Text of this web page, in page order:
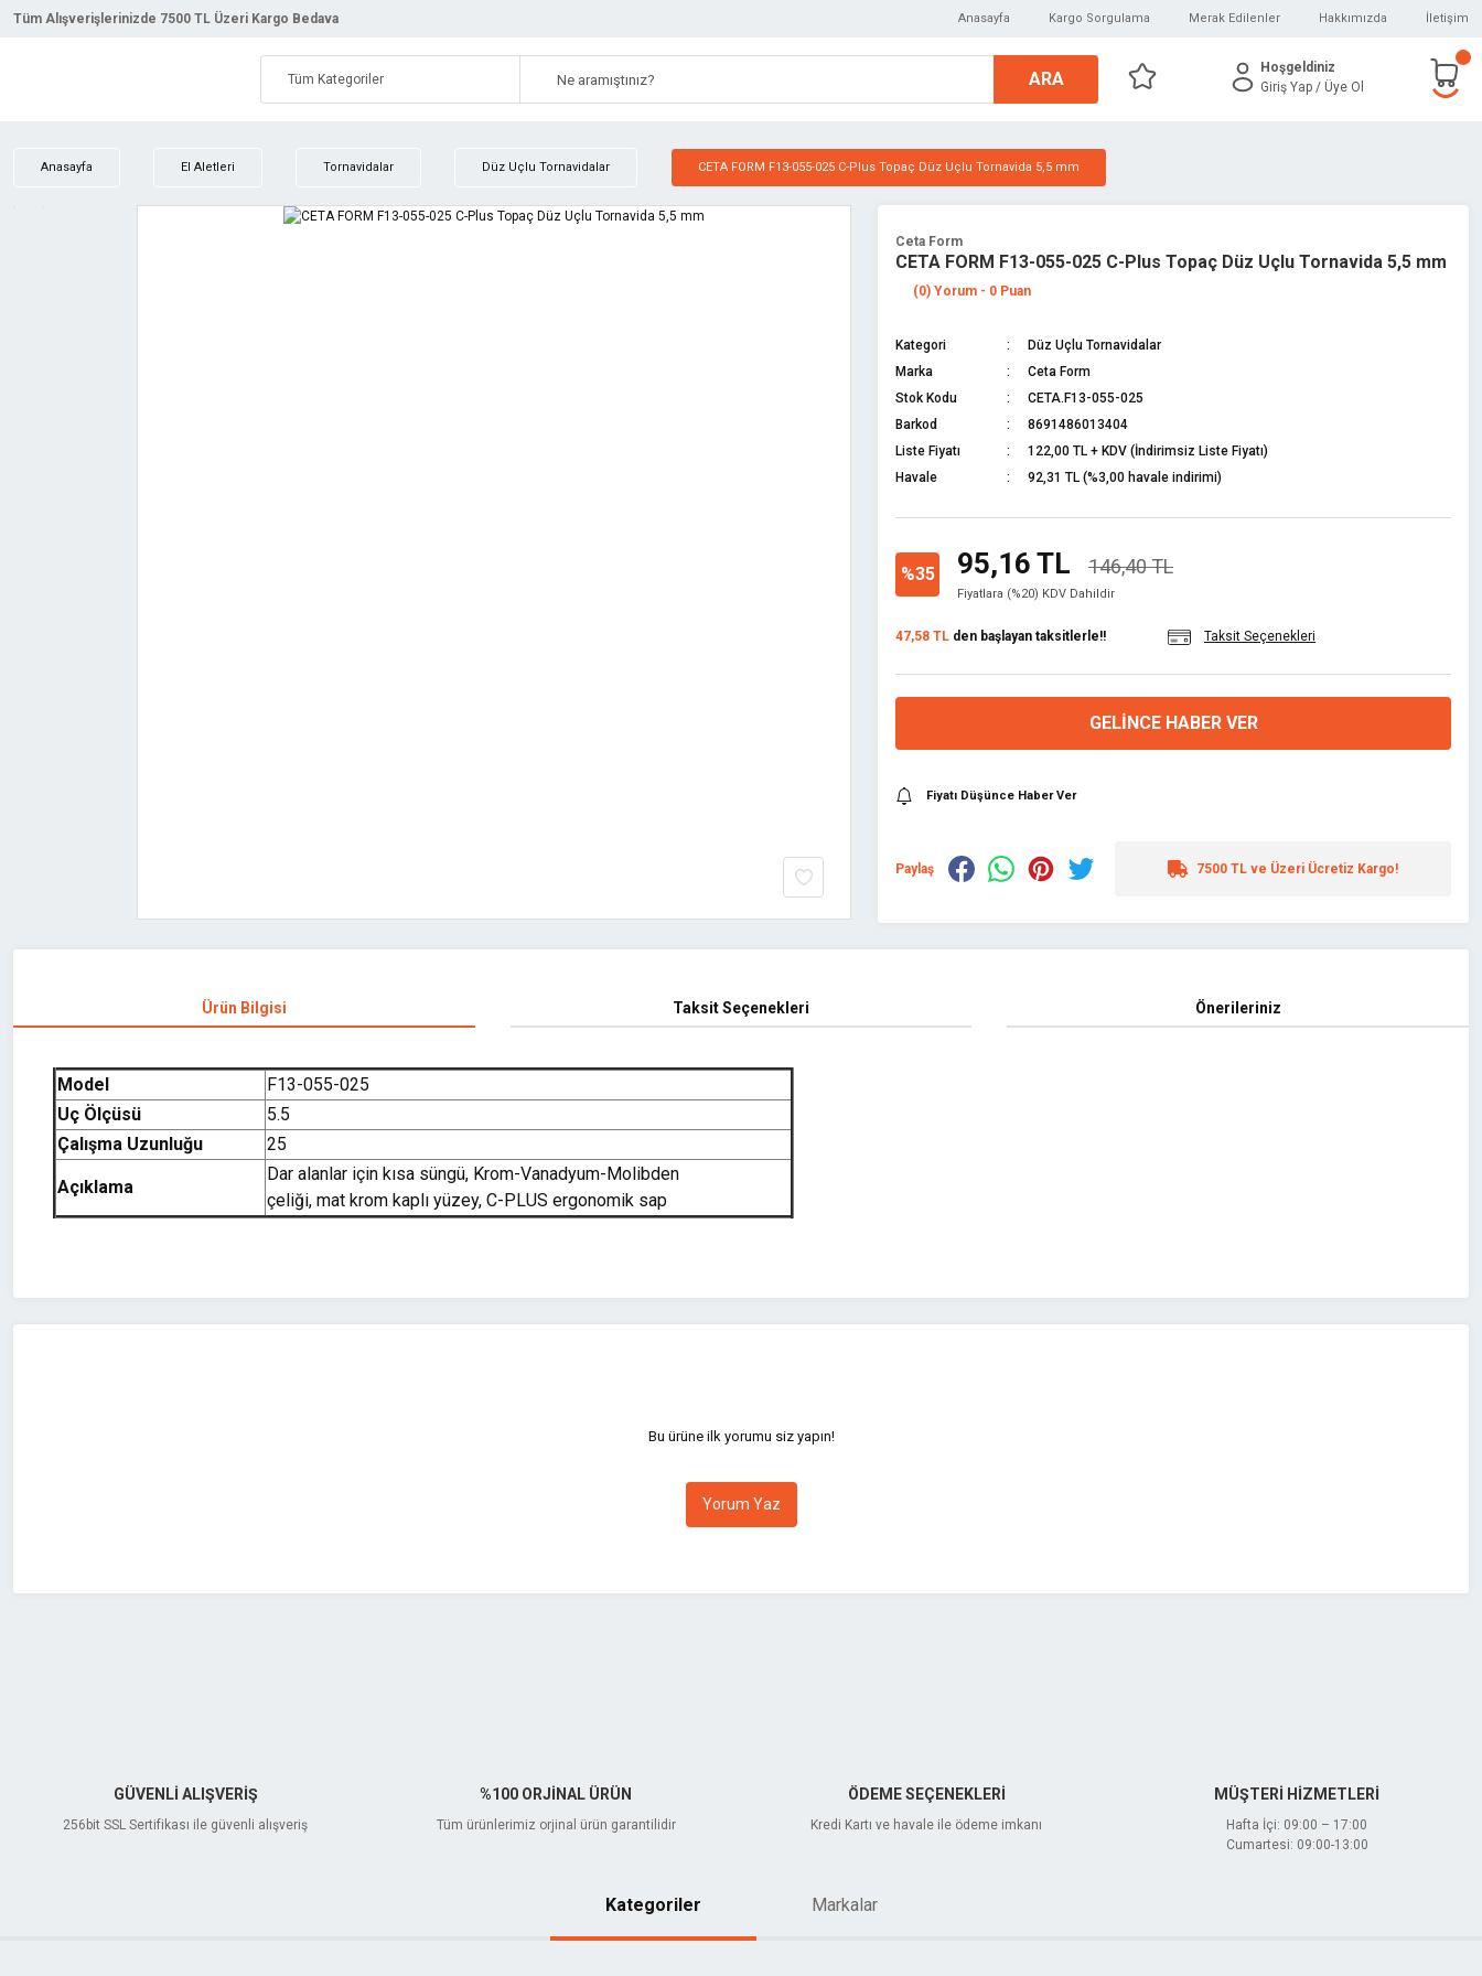
Tüm Alışverişlerinizde 7500 TL Üzeri Kargo Bedava Anasayfa Kargo Sorgulama Merak Edilenler Hakkımızda İletişim
ARA
Hoşgeldiniz
Giriş Yap / Üye Ol
Anasayfa El Aletleri Tornavidalar Düz Uçlu Tornavidalar CETA FORM F13-055-025 C-Plus Topaç Düz Uçlu Tornavida 5,5 mm
Ceta Form
CETA FORM F13-055-025 C-Plus Topaç Düz Uçlu Tornavida 5,5 mm
(0) Yorum - 0 Puan
Kategori
Düz Uçlu Tornavidalar
Marka
Ceta Form
Stok Kodu
CETA.F13-055-025
Barkod
8691486013404
Liste Fiyatı
122,00 TL + KDV (İndirimsiz Liste Fiyatı)
Havale
92,31 TL (%3,00 havale indirimi)
%35 95,16 TL 146,40 TL
Fiyatlara (%20) KDV Dahildir
47,58 TL den başlayan taksitlerle!! Taksit Seçenekleri
GELINCE HABER VER
Fiyatı Düşünce Haber Ver
Paylaş 7500 TL ve Üzeri Ücretiz Kargo!
Ürün Bilgisi Taksit Seçenekleri Önerileriniz
Model
F13-055-025
Uç Ölçüsü
5.5
Çalışma Uzunluğu
25
Açıklama
Dar alanlar için kısa süngü, Krom-Vanadyum-Molibden
çeliği, mat krom kaplı yüzey, C-PLUS ergonomik sap
Görüş ve önerileriniz için teşekkür ederiz.
Bu ürüne ilk yorumu siz yapın!
Yorum Yaz
GÜVENLİ ALIŞVERİŞ
256bit SSL Sertifikası ile güvenli alışveriş
%100 ORJİNAL ÜRÜN
Tüm ürünlerimiz orjinal ürün garantilidir
ÖDEME SEÇENEKLERİ
Kredi Kartı ve havale ile ödeme imkanı
MÜŞTERİ HİZMETLERİ
Hafta İçi: 09:00 – 17:00
Cumartesi: 09:00-13:00
Kategoriler Markalar